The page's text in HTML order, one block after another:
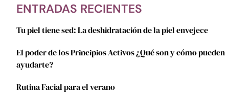
ENTRADAS RECIENTES
Tu piel tiene sed: La deshidratación de la piel envejece
El poder de los Principios Activos ¿Qué son y cómo pueden
ayudarte?
Rutina Facial para el verano